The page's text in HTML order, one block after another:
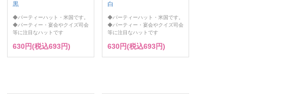
黒
◆パーティーハット・米国です。
◆パーティー・宴会やクイズ司会
等に注目なハットです
630円(税込693円)
白
◆パーティーハット・米国です。
◆パーティー・宴会やクイズ司会
等に注目なハットです
630円(税込693円)